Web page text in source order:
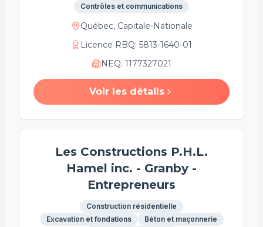
Contrôles et communications
Québec, Capitale-Nationale
Licence RBQ: 5813-1640-01
NEQ: 1177327021
Voir les détails
Les Constructions P.H.L.
Hamel inc. - Granby -
Entrepreneurs
Construction résidentielle
Excavation et fondations
Béton et maçonnerie